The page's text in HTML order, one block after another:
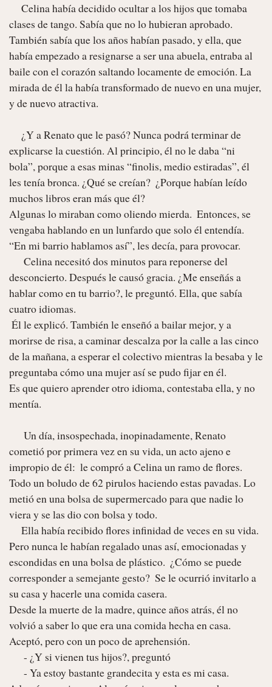
clases de tango. Sabía que no lo hubieran aprobado.
También sabía que los años habían pasado, y ella, que
había empezado a resignarse a ser una abuela, entraba al
baile con el corazón saltando locamente de emoción. La
mirada de él la había transformado de nuevo en una mujer,
y de nuevo atractiva.
explicarse la cuestión. Al principio, él no le daba “ni
bola”, porque a esas minas “finolis, medio estiradas”, él
les tenía bronca. ¿Qué se creían?  ¿Porque habían leído
muchos libros eran más que él?
Algunas lo miraban como oliendo mierda.  Entonces, se
vengaba hablando en un lunfardo que solo él entendía.
“En mi barrio hablamos así”, les decía, para provocar.
desconcierto. Después le causó gracia. ¿Me enseñás a
hablar como en tu barrio?, le preguntó. Ella, que sabía
cuatro idiomas.
morirse de risa, a caminar descalza por la calle a las cinco
de la mañana, a esperar el colectivo mientras la besaba y le
preguntaba cómo una mujer así se pudo fijar en él.
Es que quiero aprender otro idioma, contestaba ella, y no
mentía.
cometió por primera vez en su vida, un acto ajeno e
impropio de él:  le compró a Celina un ramo de flores.
Todo un boludo de 62 pirulos haciendo estas pavadas. Lo
metió en una bolsa de supermercado para que nadie lo
viera y se las dio con bolsa y todo.
Pero nunca le habían regalado unas así, emocionadas y
escondidas en una bolsa de plástico.  ¿Cómo se puede
corresponder a semejante gesto?  Se le ocurrió invitarlo a
su casa y hacerle una comida casera.
Desde la muerte de la madre, quince años atrás, él no
volvió a saber lo que era una comida hecha en casa.
Aceptó, pero con un poco de aprehensión.